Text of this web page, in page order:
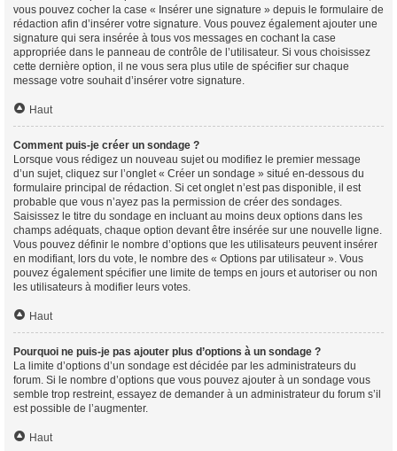
vous pouvez cocher la case « Insérer une signature » depuis le formulaire de
rédaction afin d’insérer votre signature. Vous pouvez également ajouter une
signature qui sera insérée à tous vos messages en cochant la case
appropriée dans le panneau de contrôle de l’utilisateur. Si vous choisissez
cette dernière option, il ne vous sera plus utile de spécifier sur chaque
message votre souhait d’insérer votre signature.
Haut
Comment puis-je créer un sondage ?
Lorsque vous rédigez un nouveau sujet ou modifiez le premier message
d’un sujet, cliquez sur l’onglet « Créer un sondage » situé en-dessous du
formulaire principal de rédaction. Si cet onglet n’est pas disponible, il est
probable que vous n’ayez pas la permission de créer des sondages.
Saisissez le titre du sondage en incluant au moins deux options dans les
champs adéquats, chaque option devant être insérée sur une nouvelle ligne.
Vous pouvez définir le nombre d’options que les utilisateurs peuvent insérer
en modifiant, lors du vote, le nombre des « Options par utilisateur ». Vous
pouvez également spécifier une limite de temps en jours et autoriser ou non
les utilisateurs à modifier leurs votes.
Haut
Pourquoi ne puis-je pas ajouter plus d’options à un sondage ?
La limite d’options d’un sondage est décidée par les administrateurs du
forum. Si le nombre d’options que vous pouvez ajouter à un sondage vous
semble trop restreint, essayez de demander à un administrateur du forum s’il
est possible de l’augmenter.
Haut